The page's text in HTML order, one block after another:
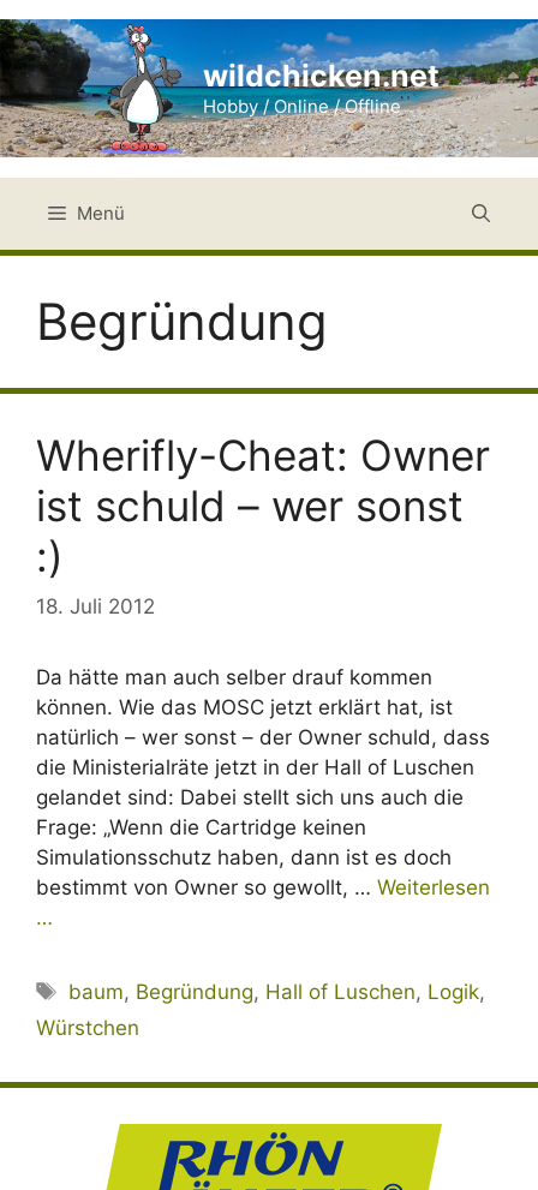
Zum
Inhalt
springen
wildchicken.net
Hobby / Online / Offline
Menü
Begründung
Wherifly-Cheat: Owner
ist schuld – wer sonst
:)
18. Juli 2012
Da hätte man auch selber drauf kommen
können. Wie das MOSC jetzt erklärt hat, ist
natürlich – wer sonst – der Owner schuld, dass
die Ministerialräte jetzt in der Hall of Luschen
gelandet sind: Dabei stellt sich uns auch die
Frage: „Wenn die Cartridge keinen
Simulationsschutz haben, dann ist es doch
bestimmt von Owner so gewollt, … Weiterlesen
…
Schlagwörter
baum, Begründung, Hall of Luschen, Logik,
Würstchen